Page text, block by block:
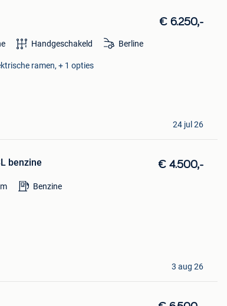
€ 6.250,-
Handgeschakeld Berline
ramen, + 1 opties
24 jul 26
benzine € 4.500,-
Benzine
3 aug 26